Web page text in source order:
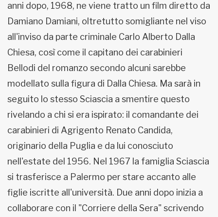
anni dopo, 1968, ne viene tratto un film diretto da
Damiano Damiani, oltretutto somigliante nel viso
all'inviso da parte criminale Carlo Alberto Dalla
Chiesa, così come il capitano dei carabinieri
Bellodi del romanzo secondo alcuni sarebbe
modellato sulla figura di Dalla Chiesa. Ma sarà in
seguito lo stesso Sciascia a smentire questo
rivelando a chi si era ispirato: il comandante dei
carabinieri di Agrigento Renato Candida,
originario della Puglia e da lui conosciuto
nell'estate del 1956. Nel 1967 la famiglia Sciascia
si trasferisce a Palermo per stare accanto alle
figlie iscritte all'università. Due anni dopo inizia a
collaborare con il "Corriere della Sera" scrivendo